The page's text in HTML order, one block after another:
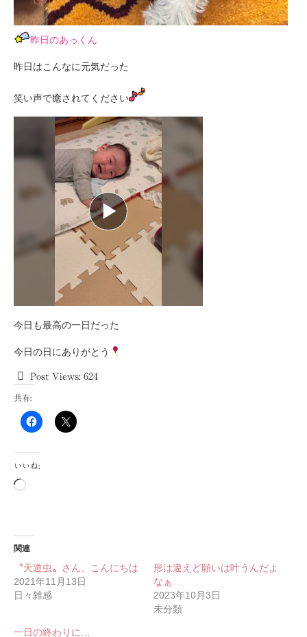
昨日のあっくん
昨日はこんなに元気だった
笑い声で癒されてください
今日も最高の一日だった
今日の日にありがとう
Post Views: 624
共有:
いいね:
読
関連
〝天道虫〟さん、こんにちは
2021年11月13日
日々雑感
形は違えど願いは叶うんだよ
なぁ
2023年10月3日
未分類
一日の終わりに…